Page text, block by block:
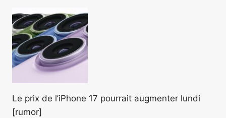
Le prix de l’iPhone 17 pourrait augmenter lundi
[rumor]